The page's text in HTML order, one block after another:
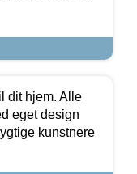
dit hjem. Alle
eget design
kunstnere